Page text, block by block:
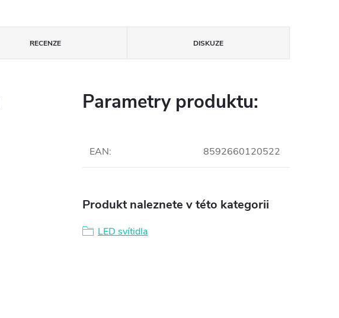
RECENZE DISKUZE
Parametry produktu:
EAN: 8592660120522
Produkt naleznete v této kategorii
LED svítidla